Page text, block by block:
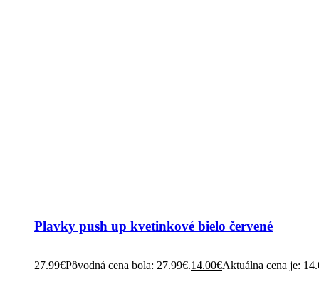
Plavky push up kvetinkové bielo červené
27.99€Pôvodná cena bola: 27.99€.14.00€Aktuálna cena je: